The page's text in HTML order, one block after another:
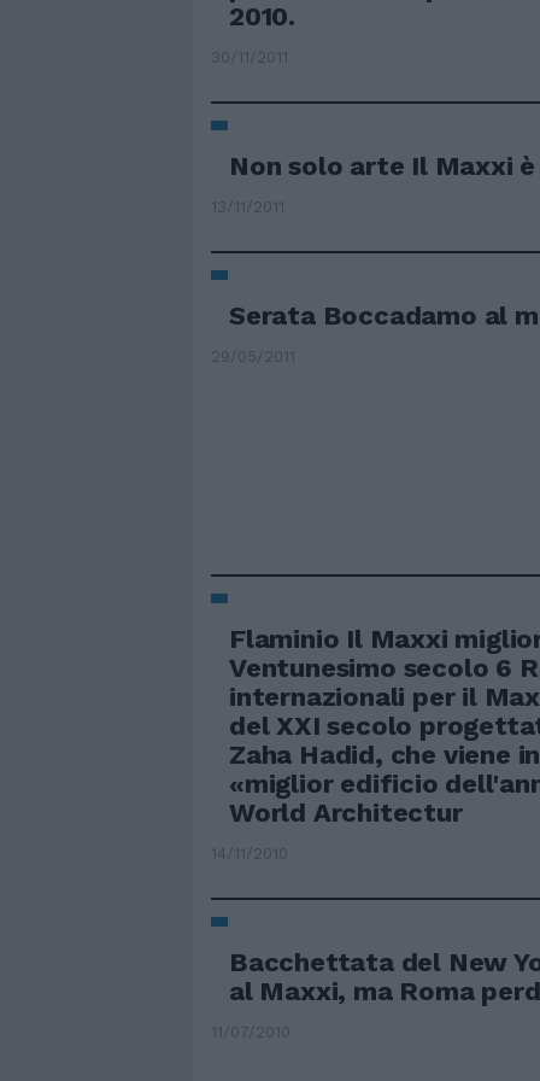
2010.
30/11/2011
Non solo arte Il Maxxi
13/11/2011
Serata Boccadamo al
29/05/2011
Flaminio Il Maxxi
Ventunesimo secolo 6
internazionali per il
del XXI secolo
Zaha Hadid, che viene
«miglior edificio
World Architectur
14/11/2010
Bacchettata del New
al Maxxi, ma Roma
11/07/2010